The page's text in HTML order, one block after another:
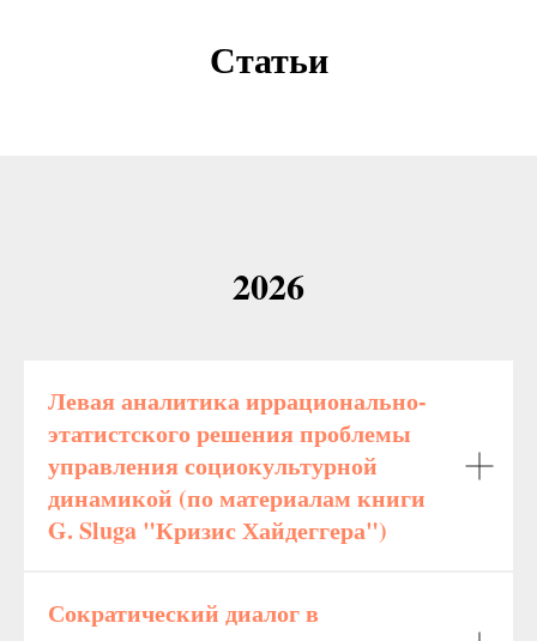
Статьи
2026
Левая аналитика иррационально-
этатистского решения проблемы
управления социокультурной
динамикой (по материалам книги
G. Sluga "Кризис Хайдеггера")
Сократический диалог в